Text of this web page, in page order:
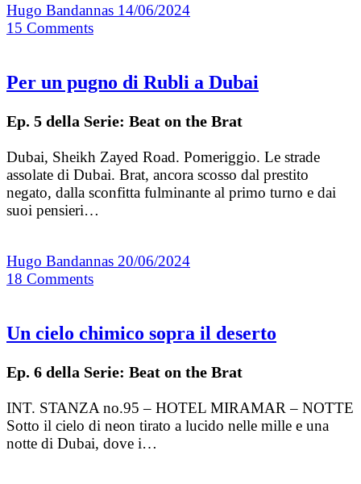
Hugo Bandannas 14/06/2024
15 Comments
Per un pugno di Rubli a Dubai
Ep. 5 della Serie: Beat on the Brat
Dubai, Sheikh Zayed Road. Pomeriggio. Le strade
assolate di Dubai. Brat, ancora scosso dal prestito
negato, dalla sconfitta fulminante al primo turno e dai
suoi pensieri…
Hugo Bandannas 20/06/2024
18 Comments
Un cielo chimico sopra il deserto
Ep. 6 della Serie: Beat on the Brat
INT. STANZA no.95 – HOTEL MIRAMAR – NOTTE
Sotto il cielo di neon tirato a lucido nelle mille e una
notte di Dubai, dove i…